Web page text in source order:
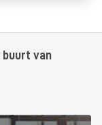
buurt van